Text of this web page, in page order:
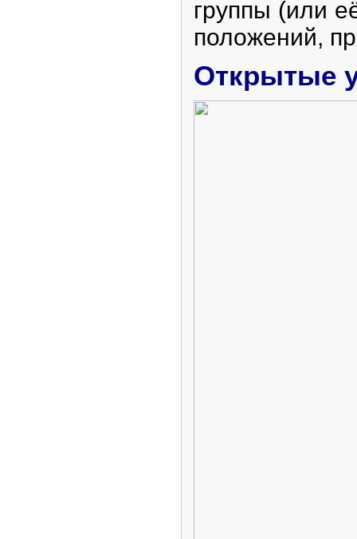
группы (или
положений,
Открытые